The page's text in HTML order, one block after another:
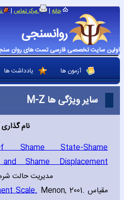
روانسنجی
اولین سایت تخصصی فارسی تست های روان
خانه | مرکز تماس |
آزمون ها یادداشت ها
سایر ویژگی ها M-Z
نام
Shame State-Shame
and Shame Displacement
مدیریت حالت
Scale.Menon‚ 2001. مقیاس